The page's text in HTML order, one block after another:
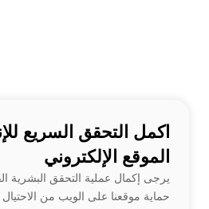
اكمل التحقق السريع
الموقع الإلكتروني
يرجى إكمال عملية التحقق البشرية
حماية موقعنا على الويب من